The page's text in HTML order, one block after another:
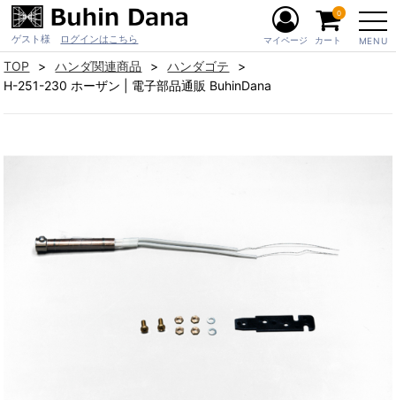
ゲスト様 ログインはこちら MENU
マイページ カート
0
TOP ハンダ関連商品
ハンダゴテ
H-251-230 ホーザン | 電子部品通販 BuhinDana